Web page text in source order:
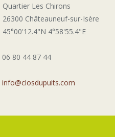
Quartier Les Chirons
26300 Châteauneuf-sur-Isère
45°00'12.4"N 4°58'55.4"E
06 80 44 87 44
info@closdupuits.com